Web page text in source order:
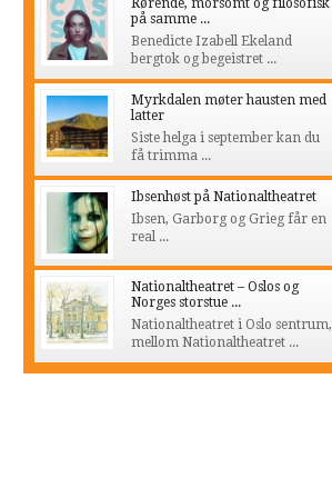
Rørende, morsomt og filosofisk
på samme ...
Benedicte Izabell Ekeland
bergtok og begeistret ...
Myrkdalen møter hausten med
latter
Siste helga i september kan du
få trimma ...
Ibsenhøst på Nationaltheatret
Ibsen, Garborg og Grieg får en
real ...
Nationaltheatret – Oslos og
Norges storstue ...
Nationaltheatret i Oslo sentrum,
mellom Nationaltheatret ...